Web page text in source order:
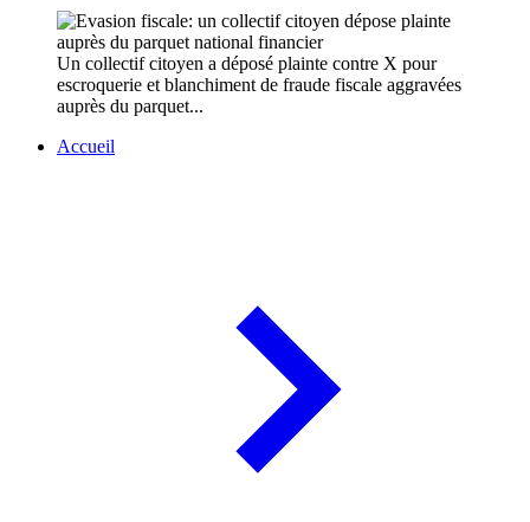
Un collectif citoyen a déposé plainte contre X pour
escroquerie et blanchiment de fraude fiscale aggravées
auprès du parquet...
Accueil